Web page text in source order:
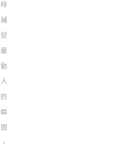
時
捕
捉
最
動
人
的
瞬
間
，